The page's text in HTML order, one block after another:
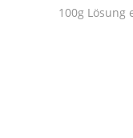
100g Lösung